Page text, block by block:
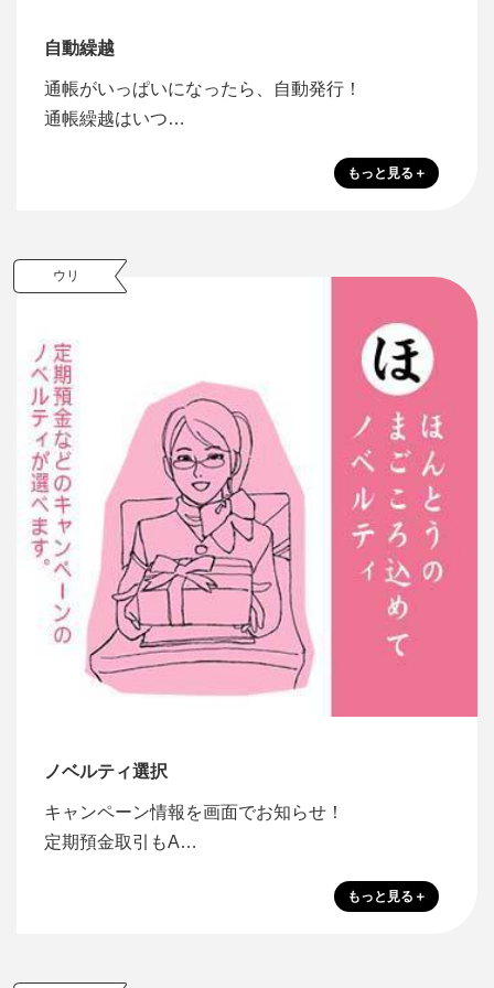
自動繰越
通帳がいっぱいになったら、自動発行！
通帳繰越はいつ…
ウリ
ノベルティ選択
キャンペーン情報を画面でお知らせ！
定期預金取引もA…